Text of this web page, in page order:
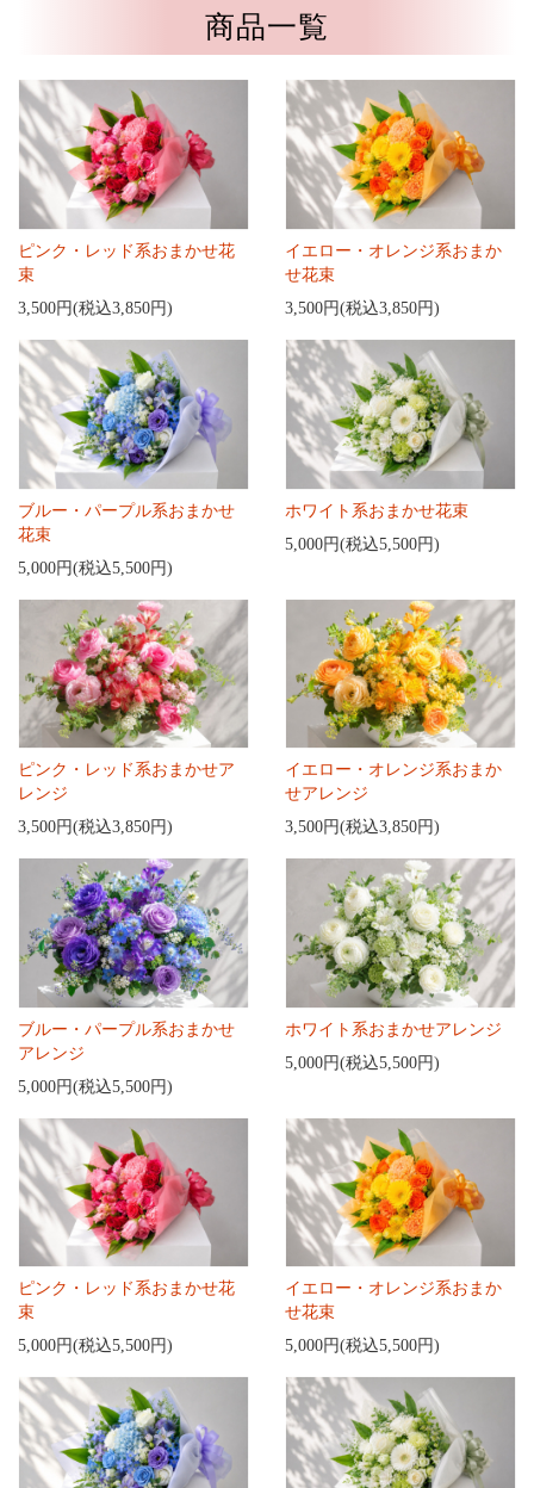
商品一覧
ピンク・レッド系おまかせ花
束
3,500円(税込3,850円)
イエロー・オレンジ系おまか
せ花束
3,500円(税込3,850円)
ブルー・パープル系おまかせ
花束
5,000円(税込5,500円)
ホワイト系おまかせ花束
5,000円(税込5,500円)
ピンク・レッド系おまかせア
レンジ
3,500円(税込3,850円)
イエロー・オレンジ系おまか
せアレンジ
3,500円(税込3,850円)
ブルー・パープル系おまかせ
アレンジ
5,000円(税込5,500円)
ホワイト系おまかせアレンジ
5,000円(税込5,500円)
ピンク・レッド系おまかせ花
束
5,000円(税込5,500円)
イエロー・オレンジ系おまか
せ花束
5,000円(税込5,500円)